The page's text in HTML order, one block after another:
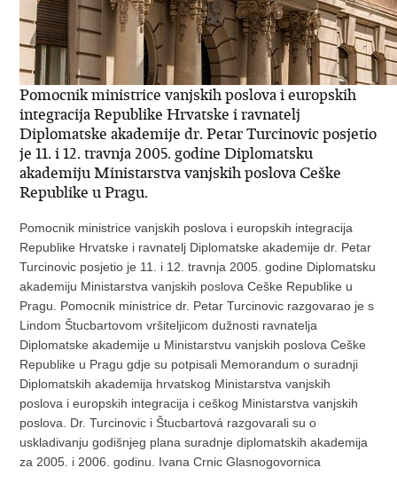
Pomocnik ministrice vanjskih poslova i europskih
integracija Republike Hrvatske i ravnatelj
Diplomatske akademije dr. Petar Turcinovic posjetio
je 11. i 12. travnja 2005. godine Diplomatsku
akademiju Ministarstva vanjskih poslova Ceške
Republike u Pragu.
Pomocnik ministrice vanjskih poslova i europskih integracija
Republike Hrvatske i ravnatelj Diplomatske akademije dr. Petar
Turcinovic posjetio je 11. i 12. travnja 2005. godine Diplomatsku
akademiju Ministarstva vanjskih poslova Ceške Republike u
Pragu. Pomocnik ministrice dr. Petar Turcinovic razgovarao je s
Lindom Štucbartovom vršiteljicom dužnosti ravnatelja
Diplomatske akademije u Ministarstvu vanjskih poslova Ceške
Republike u Pragu gdje su potpisali Memorandum o suradnji
Diplomatskih akademija hrvatskog Ministarstva vanjskih
poslova i europskih integracija i ceškog Ministarstva vanjskih
poslova. Dr. Turcinovic i Štucbartová razgovarali su o
uskladivanju godišnjeg plana suradnje diplomatskih akademija
za 2005. i 2006. godinu. Ivana Crnic Glasnogovornica